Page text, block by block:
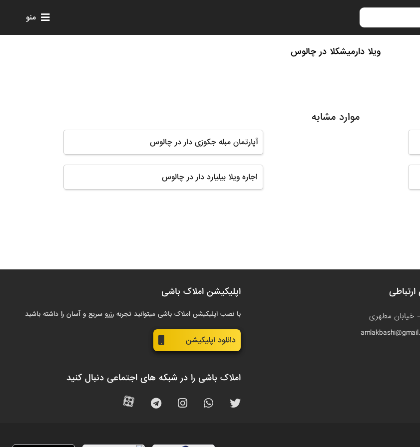
منو
ویلا دارمیشکلا در چالوس
موارد مشابه
آپارتمان مبله جکوزی دار در چالوس
اجاره ویلا بیلیارد دار در چالوس
خیابان مطهری
اپلیکیشن املاک باشی
با نصب اپلیکیشن املاک باشی میتوانید تجربه رزرو سریع و آسان را داشته باشید
دانلود اپلیکیشن
املاک باشی را در شبکه های اجتماعی دنبال کنید